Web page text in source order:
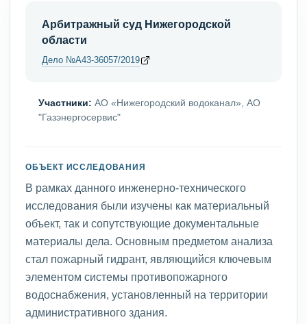
Арбитражный суд Нижегородской
области
Дело №А43-36057/2019
Участники: АО «Нижегородский водоканал», АО
"Газэнергосервис"
ОБЪЕКТ ИССЛЕДОВАНИЯ
В рамках данного инженерно-технического
исследования были изучены как материальный
объект, так и сопутствующие документальные
материалы дела. Основным предметом анализа
стал пожарный гидрант, являющийся ключевым
элементом системы противопожарного
водоснабжения, установленный на территории
административного здания.